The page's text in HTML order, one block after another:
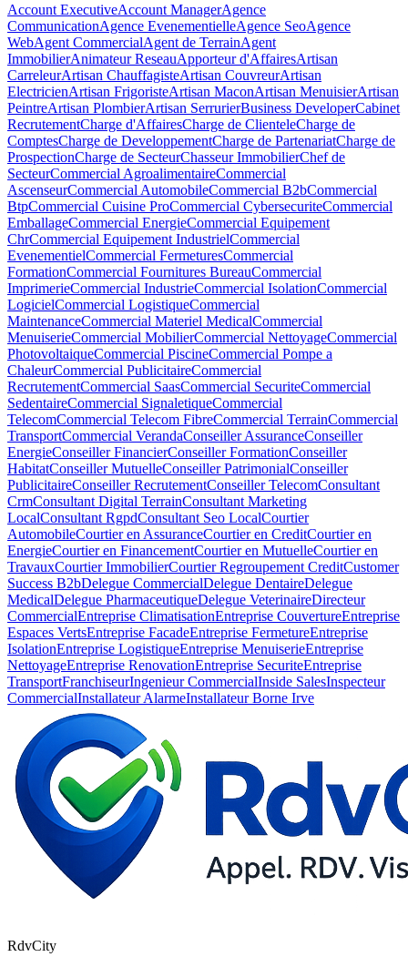
Account ExecutiveAccount ManagerAgence
CommunicationAgence EvenementielleAgence SeoAgence
WebAgent CommercialAgent de TerrainAgent
ImmobilierAnimateur ReseauApporteur d'AffairesArtisan
CarreleurArtisan ChauffagisteArtisan CouvreurArtisan
ElectricienArtisan FrigoristeArtisan MaconArtisan MenuisierArtisan
PeintreArtisan PlombierArtisan SerrurierBusiness DeveloperCabinet
RecrutementCharge d'AffairesCharge de ClienteleCharge de
ComptesCharge de DeveloppementCharge de PartenariatCharge de
ProspectionCharge de SecteurChasseur ImmobilierChef de
SecteurCommercial AgroalimentaireCommercial
AscenseurCommercial AutomobileCommercial B2bCommercial
BtpCommercial Cuisine ProCommercial CybersecuriteCommercial
EmballageCommercial EnergieCommercial Equipement
ChrCommercial Equipement IndustrielCommercial
EvenementielCommercial FermeturesCommercial
FormationCommercial Fournitures BureauCommercial
ImprimerieCommercial IndustrieCommercial IsolationCommercial
LogicielCommercial LogistiqueCommercial
MaintenanceCommercial Materiel MedicalCommercial
MenuiserieCommercial MobilierCommercial NettoyageCommercial
PhotovoltaiqueCommercial PiscineCommercial Pompe a
ChaleurCommercial PublicitaireCommercial
RecrutementCommercial SaasCommercial SecuriteCommercial
SedentaireCommercial SignaletiqueCommercial
TelecomCommercial Telecom FibreCommercial TerrainCommercial
TransportCommercial VerandaConseiller AssuranceConseiller
EnergieConseiller FinancierConseiller FormationConseiller
HabitatConseiller MutuelleConseiller PatrimonialConseiller
PublicitaireConseiller RecrutementConseiller TelecomConsultant
CrmConsultant Digital TerrainConsultant Marketing
LocalConsultant RgpdConsultant Seo LocalCourtier
AutomobileCourtier en AssuranceCourtier en CreditCourtier en
EnergieCourtier en FinancementCourtier en MutuelleCourtier en
TravauxCourtier ImmobilierCourtier Regroupement CreditCustomer
Success B2bDelegue CommercialDelegue DentaireDelegue
MedicalDelegue PharmaceutiqueDelegue VeterinaireDirecteur
CommercialEntreprise ClimatisationEntreprise CouvertureEntreprise
Espaces VertsEntreprise FacadeEntreprise FermetureEntreprise
IsolationEntreprise LogistiqueEntreprise MenuiserieEntreprise
NettoyageEntreprise RenovationEntreprise SecuriteEntreprise
TransportFranchiseurIngenieur CommercialInside SalesInspecteur
CommercialInstallateur AlarmeInstallateur Borne Irve
RdvCity